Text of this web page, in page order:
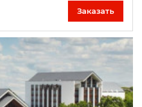
Заказать